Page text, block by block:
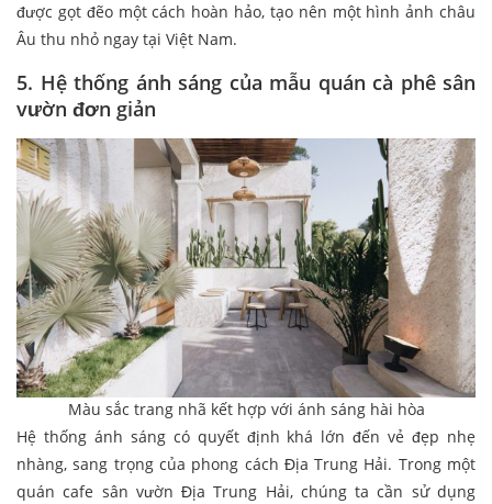
được gọt đẽo một cách hoàn hảo, tạo nên một hình ảnh châu
Âu thu nhỏ ngay tại Việt Nam.
5. Hệ thống ánh sáng của mẫu quán cà phê sân
vườn đơn giản
Màu sắc trang nhã kết hợp với ánh sáng hài hòa
Hệ thống ánh sáng có quyết định khá lớn đến vẻ đẹp nhẹ
nhàng, sang trọng của phong cách Địa Trung Hải. Trong một
quán cafe sân vườn Địa Trung Hải, chúng ta cần sử dụng